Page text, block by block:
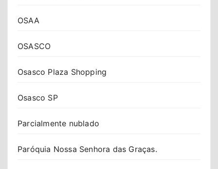
OSAA
OSASCO
Osasco Plaza Shopping
Osasco SP
Parcialmente nublado
Paróquia Nossa Senhora das Graças.